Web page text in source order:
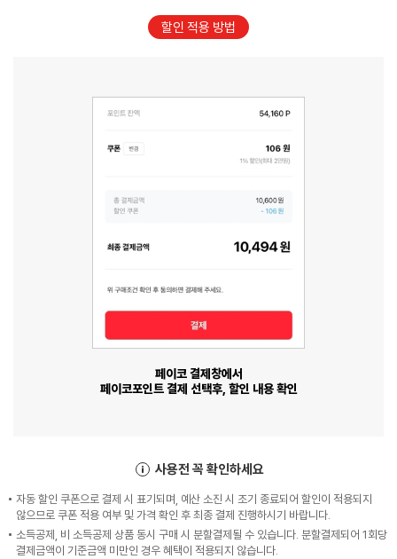
할인 적용 방법
페이코 결제창에서
페이코포인트 결제 선택후, 할인 내용 확인
사용전 꼭 확인하세요
자동 할인 쿠폰으로 결제 시 표기되며, 예산 소진 시 조기 종료되어 할인이 적용되지
않으므로 쿠폰 적용 여부 및 가격 확인 후 최종 결제 진행하시기 바랍니다.
소득공제, 비 소득공제 상품 동시 구매 시 분할결제될 수 있습니다. 분할결제되어 1회당
결제금액이 기준금액 미만인 경우 혜택이 적용되지 않습니다.